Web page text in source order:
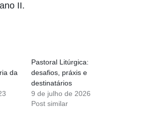
II.
da
Pastoral Litúrgica:
desafios, práxis e
destinatários
9 de julho de 2026
Post similar